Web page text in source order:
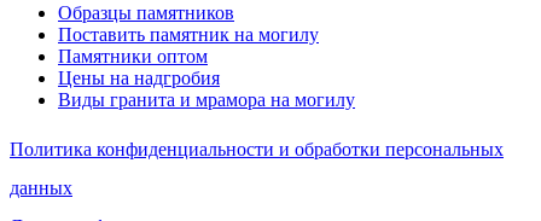
Образцы памятников
Поставить памятник на могилу
Памятники оптом
Цены на надгробия
Виды гранита и мрамора на могилу
Политика конфиденциальности и обработки персональных
данных